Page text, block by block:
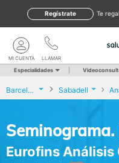
te
Regístrate
LLAMAR
MI CUENTA
Especialidades
Barcelona Sabadell
Eurofins